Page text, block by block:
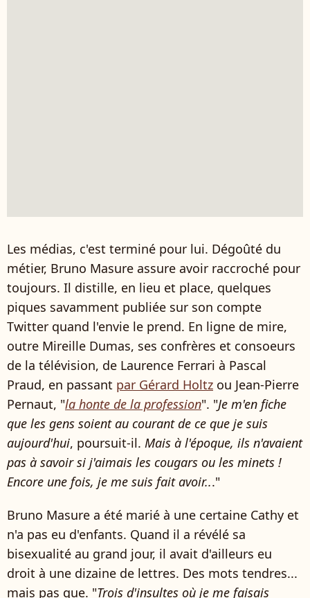
Les médias, c'est terminé pour lui. Dégoûté du
métier, Bruno Masure assure avoir raccroché pour
toujours. Il distille, en lieu et place, quelques
piques savamment publiée sur son compte
Twitter quand l'envie le prend. En ligne de mire,
outre Mireille Dumas, ses confrères et consoeurs
de la télévision, de Laurence Ferrari à Pascal
Praud, en passant par Gérard Holtz ou Jean-Pierre
Pernaut, "la honte de la profession". "Je m'en fiche
que les gens soient au courant de ce que je suis
aujourd'hui, poursuit-il. Mais à l'époque, ils n'avaient
pas à savoir si j'aimais les cougars ou les minets !
Encore une fois, je me suis fait avoir..."
Bruno Masure a été marié à une certaine Cathy et
n'a pas eu d'enfants. Quand il a révélé sa
bisexualité au grand jour, il avait d'ailleurs eu
droit à une dizaine de lettres. Des mots tendres...
mais pas que. "Trois d'insultes où je me faisais